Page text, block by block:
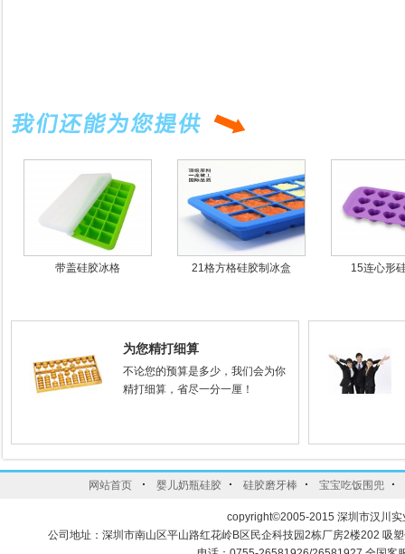
带盖硅胶冰格 21格方格硅胶制冰盒 15连心形
为您精打细算
不论您的预算是多少，我们会为你
精打细算，省尽一分一厘！
网站首页 · 婴儿奶瓶硅胶 · 硅胶磨牙棒 · 宝宝吃饭围兜 ·
copyright©2005-2015 深圳市汉川
公司地址：深圳市南山区平山路红花岭B区民企科技园2栋厂房2楼202 吸